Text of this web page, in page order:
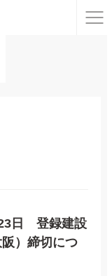
23日 登録建設
）締切につ